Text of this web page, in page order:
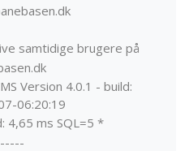
samtidige brugere på
Version 4.0.1 - build:
06:20:19
4,65 ms SQL=5 *